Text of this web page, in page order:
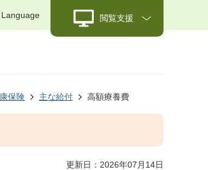
閲覧支援
保険 主な給付 高額療養費
更新日：2026年07月14日